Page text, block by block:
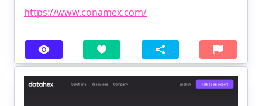
https://www.conamex.com/